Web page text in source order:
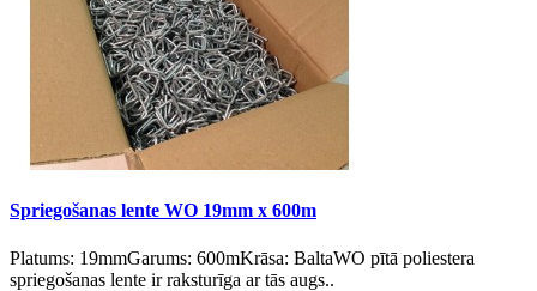
Spriegošanas lente WO 19mm x 600m
Platums: 19mmGarums: 600mKrāsa: BaltaWO pītā poliestera
spriegošanas lente ir raksturīga ar tās augs..